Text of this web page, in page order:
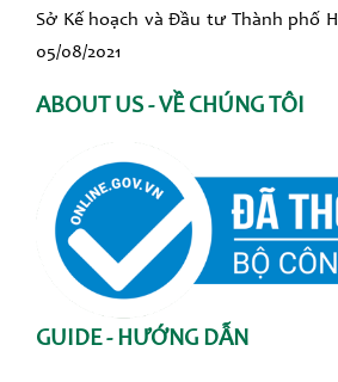
Sở Kế hoạch và Đầu tư Thành phố
05/08/2021
ABOUT US - VỀ CHÚNG TÔI
GUIDE - HƯỚNG DẪN